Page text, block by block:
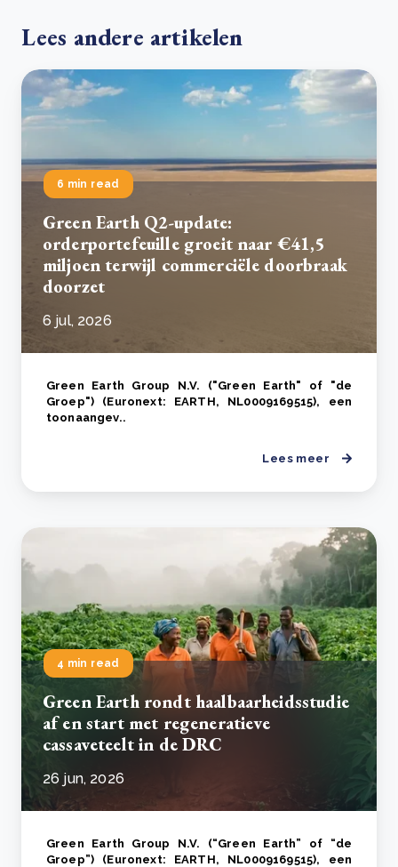
Lees andere artikelen
6 min read
Green Earth Q2-update:
orderportefeuille groeit naar €41,5
miljoen terwijl commerciële doorbraak
doorzet
6 jul, 2026
Green Earth Group N.V. ("Green Earth" of "de
Groep") (Euronext: EARTH, NL0009169515), een
toonaangev..
Lees meer
4 min read
Green Earth rondt haalbaarheidsstudie
af en start met regeneratieve
cassaveteelt in de DRC
26 jun, 2026
Green Earth Group N.V. (“Green Earth” of “de
Groep”) (Euronext: EARTH, NL0009169515), een